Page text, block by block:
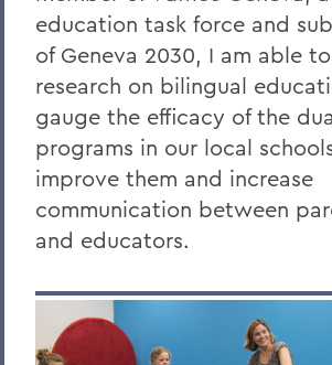
education task force and
of Geneva 2030, I am able
research on bilingual
gauge the efficacy of the
programs in our local
improve them and increase
communication between
and educators.